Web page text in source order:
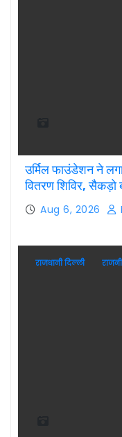
उर्मिल फाउंडेशन ने
वितरण शिविर, सैकड़ो
Aug 6, 2026
राजधानी दिल्ली